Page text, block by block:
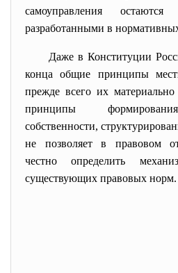
самоуправления
разработанными в
Даже в Конституции
конца общие принципы
прежде всего их
принципы
собственности,
не позволяет в правовом
честно определить
существующих правовых норм.